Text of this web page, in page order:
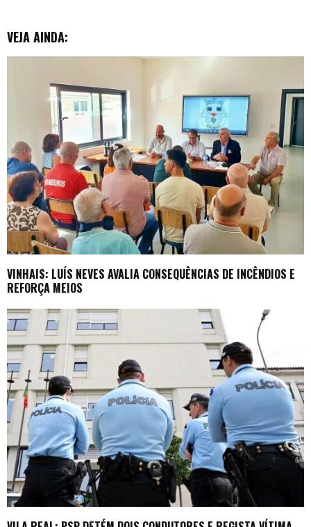
VEJA AINDA:
VINHAIS: LUÍS NEVES AVALIA CONSEQUÊNCIAS DE INCÊNDIOS E
REFORÇA MEIOS